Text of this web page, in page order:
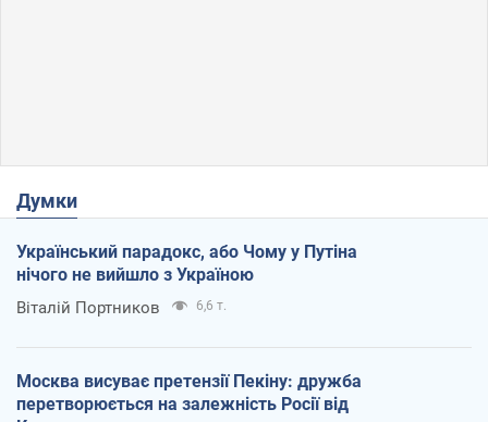
Думки
Український парадокс, або Чому у Путіна
нічого не вийшло з Україною
Віталій Портников 6,6 т.
Москва висуває претензії Пекіну: дружба
перетворюється на залежність Росії від